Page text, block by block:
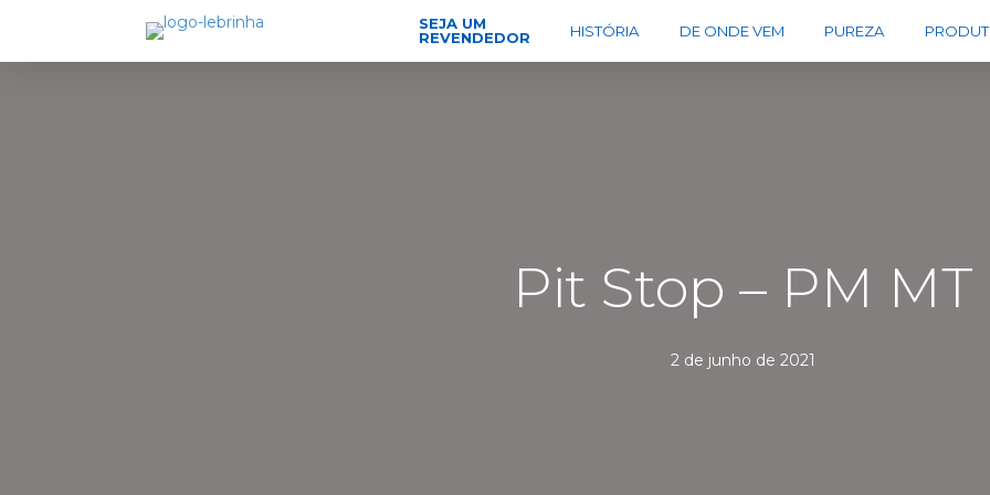
SEJA UM
REVENDEDOR
HISTÓRIA DE ONDE VEM PUREZA
Pit Stop – PM MT
2 de junho de 2021